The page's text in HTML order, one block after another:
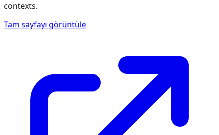
contexts.
Tam sayfayı görüntüle